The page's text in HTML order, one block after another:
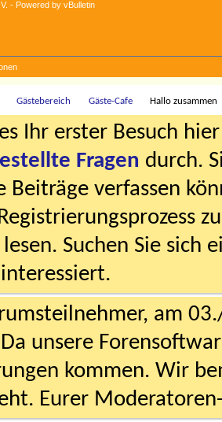
Gästebereich Gäste-Cafe Hallo zusammen
Ihr erster Besuch
Fragen durch.
Beiträge verfassen
Suchen Sie sich
am
unsere
kommen. Wir
Eurer